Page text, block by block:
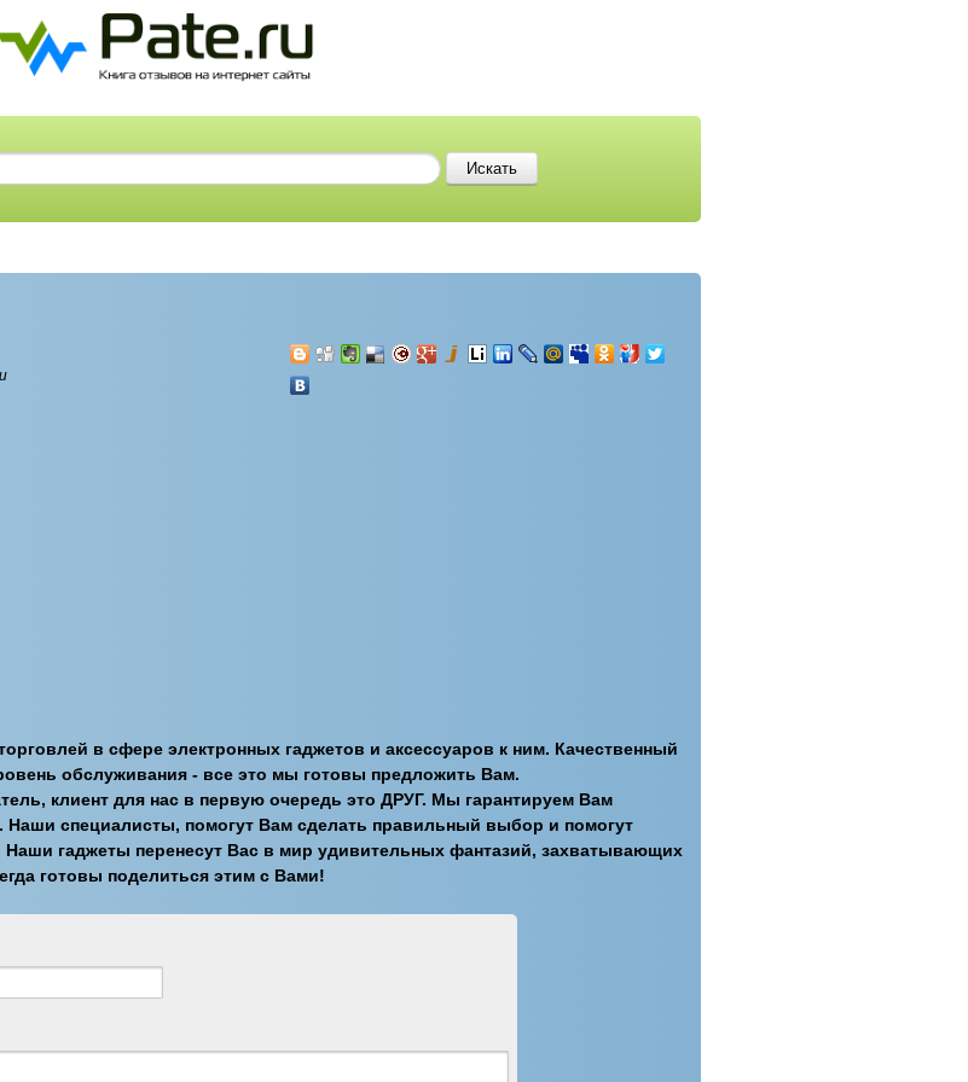
в сфере электронных гаджетов и аксессуаров к ним. Качественный
обслуживания - все это мы готовы предложить Вам.
клиент для нас в первую очередь это ДРУГ. Мы гарантируем Вам
Наши специалисты, помогут Вам сделать правильный выбор и помогут
гаджеты перенесут Вас в мир удивительных фантазий, захватывающих
готовы поделиться этим с Вами!